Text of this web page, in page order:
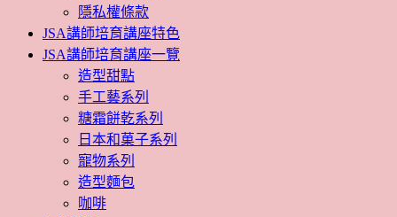
隱私權條款
JSA講師培育講座特色
JSA講師培育講座一覽
造型甜點
手工藝系列
糖霜餅乾系列
日本和菓子系列
寵物系列
造型麵包
咖啡